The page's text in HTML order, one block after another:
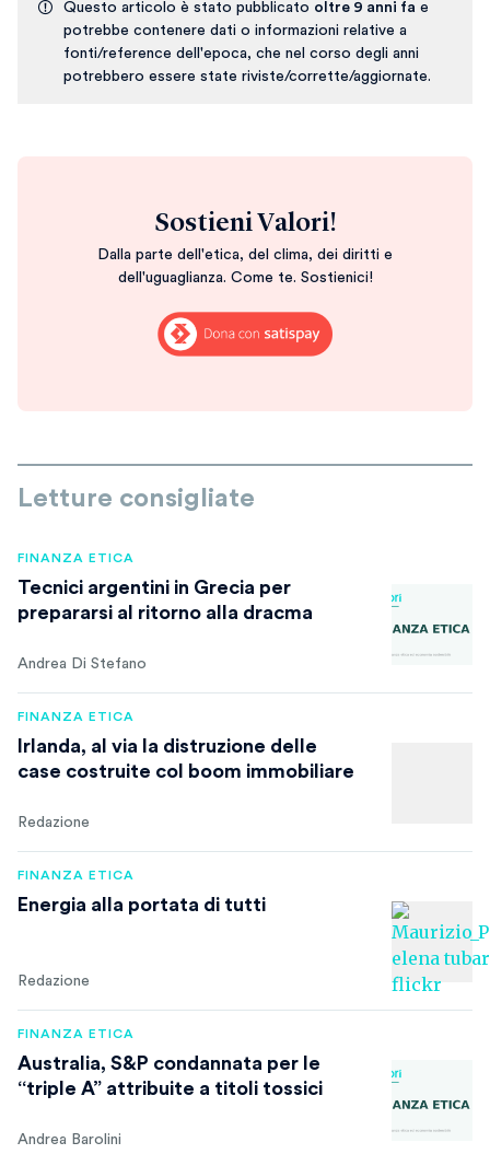
Questo articolo è stato pubblicato oltre 9 anni fa e
potrebbe contenere dati o informazioni relative a
fonti/reference dell'epoca, che nel corso degli anni
potrebbero essere state riviste/corrette/aggiornate.
Sostieni Valori!
Dalla parte dell'etica, del clima, dei diritti e
dell'uguaglianza. Come te. Sostienici!
Letture consigliate
FINANZA ETICA
Tecnici argentini in Grecia per
prepararsi al ritorno alla dracma
Andrea Di Stefano
FINANZA ETICA
Irlanda, al via la distruzione delle
case costruite col boom immobiliare
Redazione
FINANZA ETICA
Energia alla portata di tutti
Redazione
FINANZA ETICA
Australia, S&P condannata per le
“triple A” attribuite a titoli tossici
Andrea Barolini